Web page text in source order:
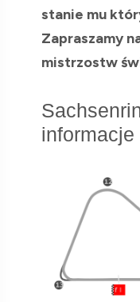
stanie mu
Zapraszamy
mistrzostw
informacje